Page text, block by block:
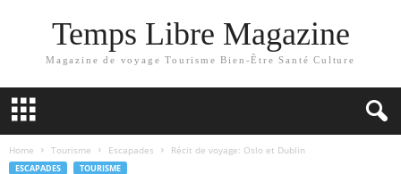
Temps Libre Magazine
Magazine de voyage Tourisme Bien-Être Santé Culture
Home Tourisme Escapades Récit de voyage: Oslo et Dublin
ESCAPADES TOURISME